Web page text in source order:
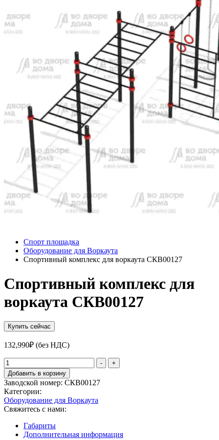
Спорт площадка
Оборудование для Воркаута
Спортивный комплекс для воркаута СКВ00127
Спортивный комплекс для
воркаута СКВ00127
Купить сейчас
132,990₽ (без НДС)
Количество
товара
Спортивный
комплекс
для
воркаута
СКВ00127
-
+
Добавить в корзину
Заводской номер: СКВ00127
Категории:
Оборудование для Воркаута
Свяжитесь с нами:
Габариты
Дополнительная информация